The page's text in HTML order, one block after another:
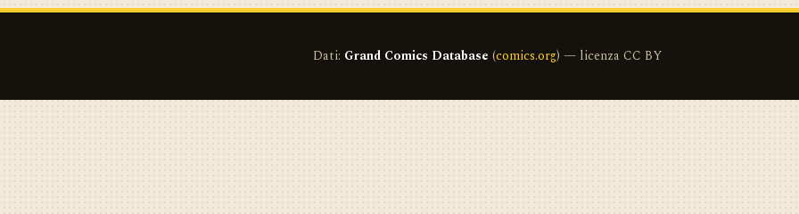
Dati: Grand Comics Database (comics.org) — licenza CC BY